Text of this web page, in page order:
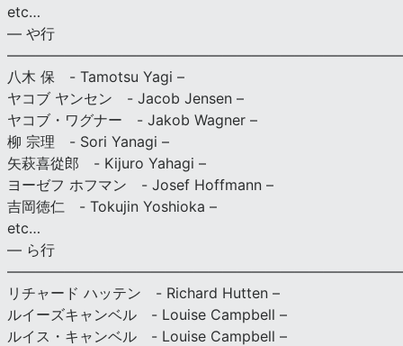
etc…
— や行
八木 保 - Tamotsu Yagi –
ヤコブ ヤンセン - Jacob Jensen –
ヤコブ・ワグナー - Jakob Wagner –
柳 宗理 - Sori Yanagi –
矢萩喜從郎 - Kijuro Yahagi –
ヨーゼフ ホフマン - Josef Hoffmann –
吉岡徳仁 - Tokujin Yoshioka –
etc…
— ら行
リチャード ハッテン - Richard Hutten –
ルイーズキャンベル - Louise Campbell –
ルイス・キャンベル - Louise Campbell –